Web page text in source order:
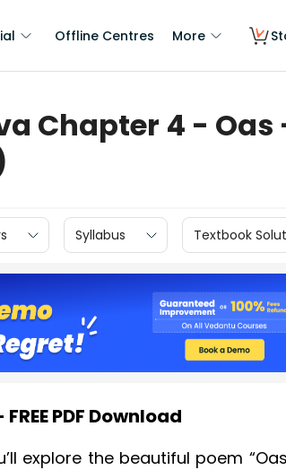
Offline Centres More
Chapter 4 - Oas
Syllabus Textbook
PDF Download
explore the beautiful poem